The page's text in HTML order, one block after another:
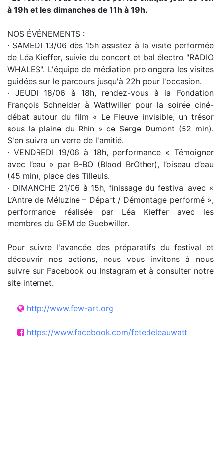
à 19h et les dimanches de 11h à 19h.
NOS ÉVÉNEMENTS :
· SAMEDI 13/06 dès 15h assistez à la visite performée
de Léa Kieffer, suivie du concert et bal électro "RADIO
WHALES". L'équipe de médiation prolongera les visites
guidées sur le parcours jusqu'à 22h pour l'occasion.
· JEUDI 18/06 à 18h, rendez-vous à la Fondation
François Schneider à Wattwiller pour la soirée ciné-
débat autour du film « Le Fleuve invisible, un trésor
sous la plaine du Rhin » de Serge Dumont (52 min).
S'en suivra un verre de l'amitié.
· VENDREDI 19/06 à 18h, performance « Témoigner
avec l’eau » par B-BO (Blood BrOther), l’oiseau d’eau
(45 min), place des Tilleuls.
· DIMANCHE 21/06 à 15h, finissage du festival avec «
L’Antre de Méluzine – Départ / Démontage performé »,
performance réalisée par Léa Kieffer avec les
membres du GEM de Guebwiller.
Pour suivre l'avancée des préparatifs du festival et
découvrir nos actions, nous vous invitons à nous
suivre sur Facebook ou Instagram et à consulter notre
site internet.
http://www.few-art.org
https://www.facebook.com/fetedeleauwatt